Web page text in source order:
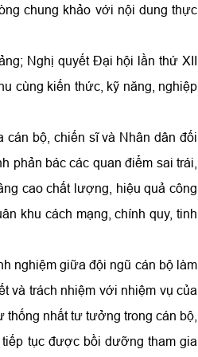
chung khảo với nội dung thực
Nghị quyết Đại hội lần thứ XII
cùng kiến thức, kỹ năng, nghiệp
cán bộ, chiến sĩ và Nhân dân đối
phản bác các quan điểm sai trái,
cao chất lượng, hiệu quả công
khu cách mạng, chính quy, tinh
nghiệm giữa đội ngũ cán bộ làm
và trách nhiệm với nhiệm vụ của
nhất tư tưởng trong cán bộ,
tục được bồi dưỡng tham gia